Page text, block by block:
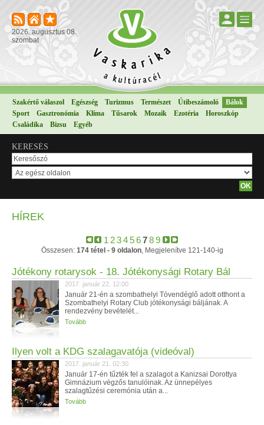
2026. augusztus 08.
szombat
Szakértő válaszol Egészség Turizmus Természet Útibeszámoló
Bálok
Sport
Gasztronómia Klíma Tűsarok Mozaik Ezotéria
Horoszkóp
Családika
Bizsu Egyéb
KERESÉS
HÍREK
1 23456789
Összesen: 174 tétel - 9 oldalon, Megjelenítve 121-140-ig
Jótékony rotarysok - 18. Jótékonysági Rotary Bál
2017. január 22. 12:00
Január 21-én a szombathelyi Tóvendéglő adott otthont a
Szombathelyi Rotary Club jótékonysági báljának. A
rendezvény bevételét...
Tovább
Ilyen volt a KDG szalagavatója (videóval)
2017. január 21. 02:30
Január 17-én tűzték fel a szalagot a Kanizsai Dorottya
Gimnázium végzős tanulóinak. Az ünnepélyes
szalagtűzési ceremónia után a...
Tovább